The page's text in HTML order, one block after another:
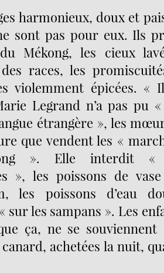
harmonieux, doux et
sont pas pour eux. Ils
Mékong, les cieux
races, les
violemment épicées. «
Legrand n’a pas pu
étrangère », les
que vendent les «
». Elle interdit «
», les poissons de
les poissons d’eau
sur les sampans ». Les
ça, ne se
achetées la nuit,